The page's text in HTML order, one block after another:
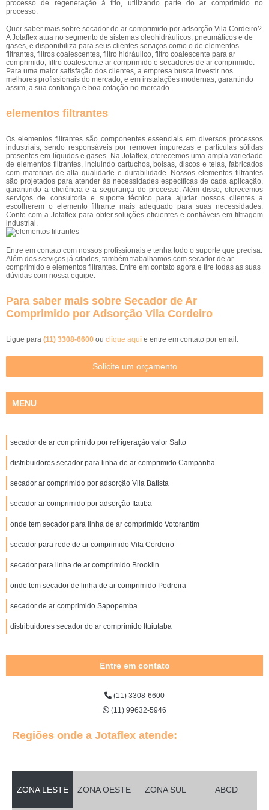
processo de regeneração à frio, utilizando parte do ar comprimido no
processo.
Quer saber mais sobre secador de ar comprimido por adsorção Vila Cordeiro?
A Jotaflex atua no segmento de sistemas oleohidráulicos, pneumáticos e de
gases, e disponibiliza para seus clientes serviços como o de elementos
filtrantes, filtros coalescentes, filtro hidráulico, filtro coalescente para ar
comprimido, filtro coalescente ar comprimido e secadores de ar comprimido.
Para uma maior satisfação dos clientes, a empresa busca investir nos
melhores profissionais do mercado, e em instalações modernas, garantindo
assim, a sua confiança e boa cotação no mercado.
elementos filtrantes
Os elementos filtrantes são componentes essenciais em diversos processos
industriais, sendo responsáveis por remover impurezas e partículas sólidas
presentes em líquidos e gases. Na Jotaflex, oferecemos uma ampla variedade
de elementos filtrantes, incluindo cartuchos, bolsas, discos e telas, fabricados
com materiais de alta qualidade e durabilidade. Nossos elementos filtrantes
são projetados para atender às necessidades específicas de cada aplicação,
garantindo a eficiência e a segurança do processo. Além disso, oferecemos
serviços de consultoria e suporte técnico para ajudar nossos clientes a
escolherem o elemento filtrante mais adequado para suas necessidades.
Conte com a Jotaflex para obter soluções eficientes e confiáveis em filtragem
industrial.
Entre em contato com nossos profissionais e tenha todo o suporte que precisa.
Além dos serviços já citados, também trabalhamos com secador de ar
comprimido e elementos filtrantes. Entre em contato agora e tire todas as suas
dúvidas com nossa equipe.
Para saber mais sobre Secador de Ar
Comprimido por Adsorção Vila Cordeiro
Ligue para (11) 3308-6600 ou clique aqui e entre em contato por email.
Solicite um orçamento
MENU
secador de ar comprimido por refrigeração valor Salto
distribuidores secador para linha de ar comprimido Campanha
secador ar comprimido por adsorção Vila Batista
secador ar comprimido por adsorção Itatiba
onde tem secador para linha de ar comprimido Votorantim
secador para rede de ar comprimido Vila Cordeiro
secador para linha de ar comprimido Brooklin
onde tem secador de linha de ar comprimido Pedreira
secador de ar comprimido Sapopemba
distribuidores secador do ar comprimido Ituiutaba
Entre em contato
(11) 3308-6600
(11) 99632-5946
Regiões onde a Jotaflex atende:
ZONA LESTE ZONA OESTE ZONA SUL ABCD